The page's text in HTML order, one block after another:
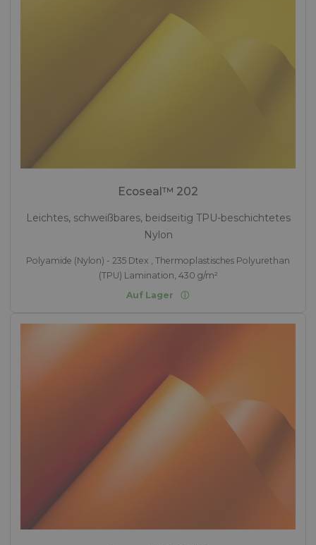
Ecoseal™ 202
Leichtes, schweißbares, beidseitig TPU-beschichtetes
Nylon
Polyamide (Nylon) - 235 Dtex , Thermoplastisches Polyurethan
(TPU) Lamination, 430 g/m²
Auf Lager